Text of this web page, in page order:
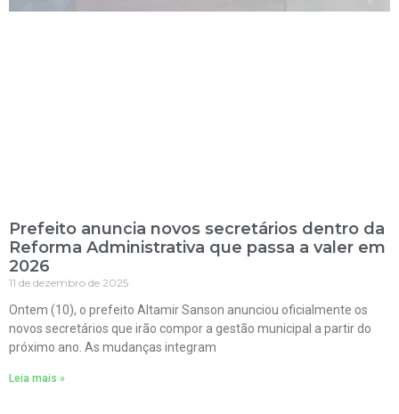
Prefeito anuncia novos secretários dentro da
Reforma Administrativa que passa a valer em
2026
11 de dezembro de 2025
Ontem (10), o prefeito Altamir Sanson anunciou oficialmente os
novos secretários que irão compor a gestão municipal a partir do
próximo ano. As mudanças integram
Leia mais »